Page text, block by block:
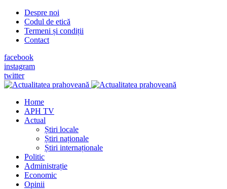
Despre noi
Codul de etică
Termeni și condiții
Contact
facebook
instagram
twitter
Home
APH TV
Actual
Știri locale
Știri naționale
Știri internaționale
Politic
Administrație
Economic
Opinii